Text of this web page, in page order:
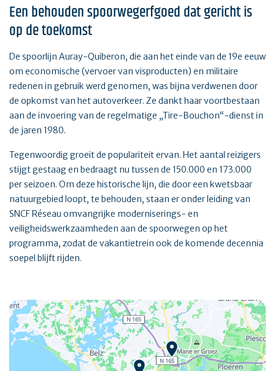
Een behouden spoorwegerfgoed dat gericht is
op de toekomst
De spoorlijn Auray-Quiberon, die aan het einde van de 19e eeuw
om economische (vervoer van visproducten) en militaire
redenen in gebruik werd genomen, was bijna verdwenen door
de opkomst van het autoverkeer. Ze dankt haar voortbestaan
aan de invoering van de regelmatige „Tire-Bouchon“-dienst in
de jaren 1980.
Tegenwoordig groeit de populariteit ervan. Het aantal reizigers
stijgt gestaag en bedraagt nu tussen de 150.000 en 173.000
per seizoen. Om deze historische lijn, die door een kwetsbaar
natuurgebied loopt, te behouden, staan er onder leiding van
SNCF Réseau omvangrijke moderniserings- en
veiligheidswerkzaamheden aan de spoorwegen op het
programma, zodat de vakantietrein ook de komende decennia
soepel blijft rijden.